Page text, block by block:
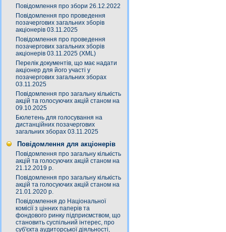
Повідомлення про збори 26.12.2022
Повідомлення про проведення
позачергових загальних зборів
акціонерів 03.11.2025
Повідомлення про проведення
позачергових загальних зборів
акціонерів 03.11.2025 (XML)
Перелік документів, що має надати
акціонер для його участі у
позачергових загальних зборах
03.11.2025
Повідомлення про загальну кількість
акцій та голосуючих акцій станом на
09.10.2025
Бюлетень для голосування на
дистанційних позачергових
загальних зборах 03.11.2025
Повідомлення для акціонерів
Повідомлення про загальну кількість
акцій та голосуючих акцій станом на
21.12.2019 р.
Повідомлення про загальну кількість
акцій та голосуючих акцій станом на
21.01.2020 р.
Повідомлення до Національної
комісії з цінних паперів та
фондового ринку підприємством, що
становить суспільний інтерес, про
суб'єкта аудиторської діяльності,